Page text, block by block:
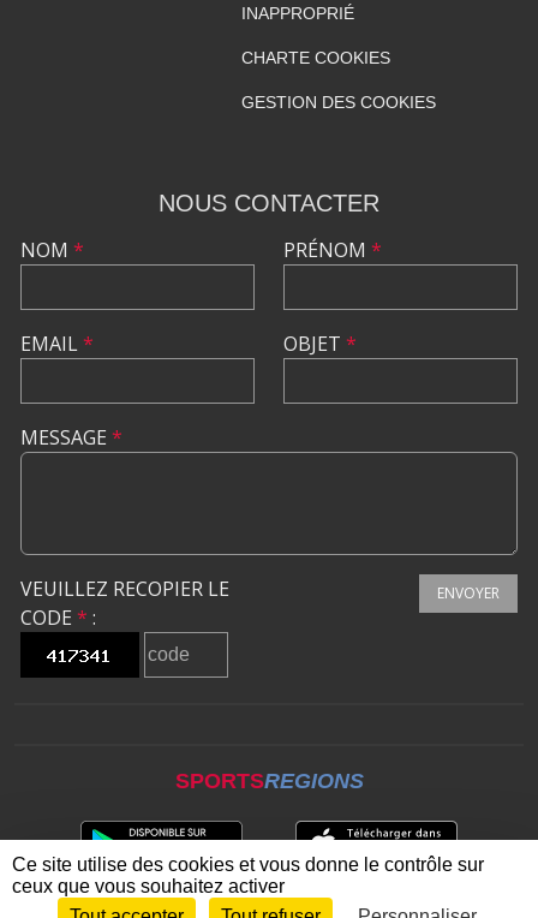
INAPPROPRIÉ
CHARTE COOKIES
GESTION DES COOKIES
NOUS CONTACTER
NOM *
EMAIL*
PRÉNOM *
OBJET *
MESSAGE *
VEUILLEZ RECOPIER LE
CODE * :
ENVOYER
SPORTSREGIONS
Ce site utilise des cookies et vous donne le contrôle sur
ceux que vous souhaitez activer